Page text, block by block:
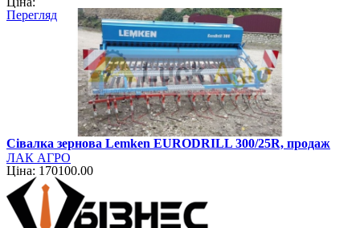
Перегляд
Сівалка зернова Lemken EURODRILL 300/25R, продаж
ЛАК АГРО
Ціна: 170100.00